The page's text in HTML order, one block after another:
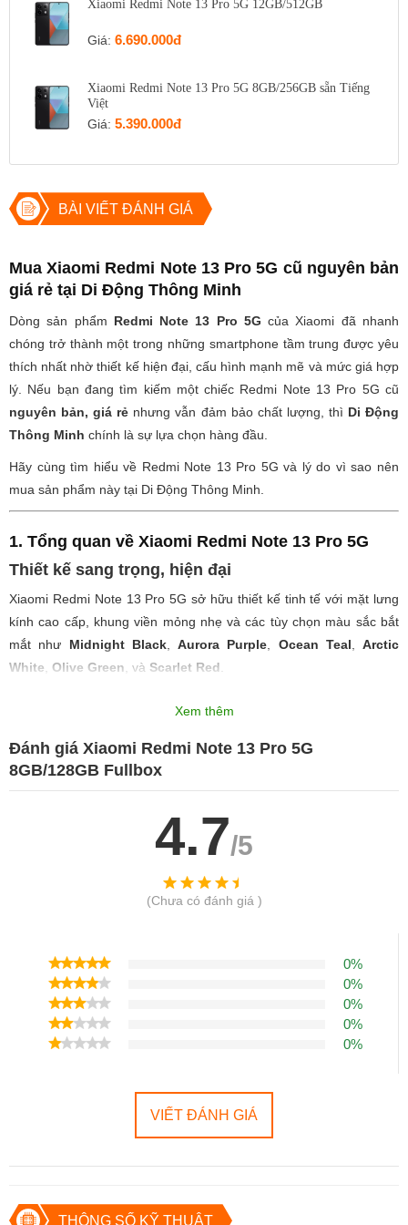
Xiaomi Redmi Note 13 Pro 5G 12GB/512GB
Giá: 6.690.000đ
Xiaomi Redmi Note 13 Pro 5G 8GB/256GB sẵn Tiếng
Việt
Giá: 5.390.000đ
BÀI VIẾT ĐÁNH GIÁ
Mua Xiaomi Redmi Note 13 Pro 5G cũ nguyên bản
giá rẻ tại Di Động Thông Minh
Dòng sản phẩm Redmi Note 13 Pro 5G của Xiaomi đã nhanh
chóng trở thành một trong những smartphone tầm trung được yêu
thích nhất nhờ thiết kế hiện đại, cấu hình mạnh mẽ và mức giá hợp
lý. Nếu bạn đang tìm kiếm một chiếc Redmi Note 13 Pro 5G cũ
nguyên bản, giá rẻ nhưng vẫn đảm bảo chất lượng, thì Di Động
Thông Minh chính là sự lựa chọn hàng đầu.
Hãy cùng tìm hiểu về Redmi Note 13 Pro 5G và lý do vì sao nên
mua sản phẩm này tại Di Động Thông Minh.
1. Tổng quan về Xiaomi Redmi Note 13 Pro 5G
Thiết kế sang trọng, hiện đại
Xiaomi Redmi Note 13 Pro 5G sở hữu thiết kế tinh tế với mặt lưng
kính cao cấp, khung viền mỏng nhẹ và các tùy chọn màu sắc bắt
mắt như Midnight Black, Aurora Purple, Ocean Teal, Arctic
White, Olive Green, và Scarlet Red.
nhưng vẫn thoải mái.
Khả năng chống bụi và chống nước IP54
: Với mức giá tầm trung, Redmi Note 13 Pro 5G
mang lại cảm giác cầm nắm như một sản phẩm cao cấp. Màu sắc
tươi sáng và thiết kế tối giản thực sự gây ấn tượng.
Màn hình AMOLED 120Hz – Trải nghiệm đỉnh cao
AMOLED 6.67
, độ phân giải
Tần số quét 120Hz cho trải nghiệm mượt mà khi chơi game
hoặc cuộn trang web.
Độ sáng tối đa lên đến 1800 nits, giúp màn hình hiển thị tốt
Tích hợp công nghệDolby VisionvàAlways-on Display
: Chất lượng hiển thị của Redmi Note 13 Pro 5G
vượt xa mong đợi trong tầm giá. Hình ảnh sống động, sắc nét và
Hiệu năng mạnh mẽ với Snapdragon 7s Gen 2
Xem thêm
Đánh giá Xiaomi Redmi Note 13 Pro 5G
8GB/128GB Fullbox
4.7/5
(Chưa có đánh giá )
0%
0%
0%
0%
0%
VIẾT ĐÁNH GIÁ
THÔNG SỐ KỸ THUẬT